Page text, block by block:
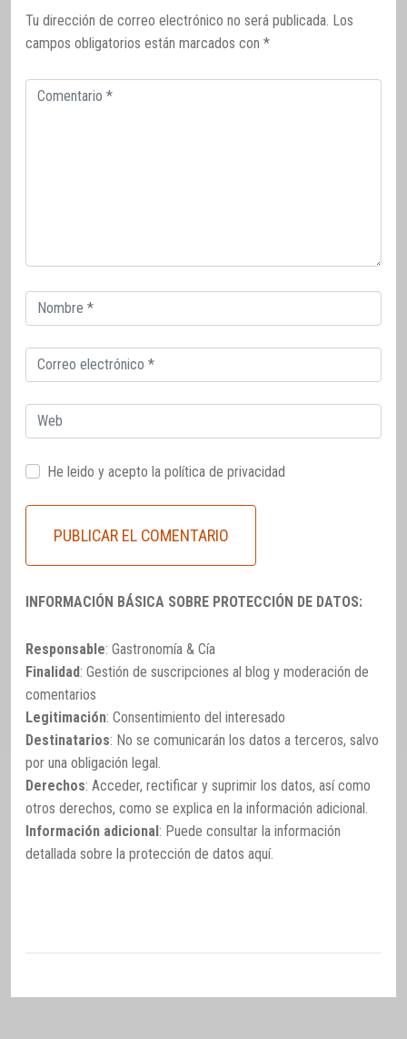
Tu dirección de correo electrónico no será publicada. Los
campos obligatorios están marcados con *
Comentario
Correo
electrónico
Correo
electrónico
Web
He leido y acepto la política de privacidad
INFORMACIÓN BÁSICA SOBRE PROTECCIÓN DE DATOS:
Responsable: Gastronomía & Cía
Finalidad: Gestión de suscripciones al blog y moderación de
comentarios
Legitimación: Consentimiento del interesado
Destinatarios: No se comunicarán los datos a terceros, salvo
por una obligación legal.
Derechos: Acceder, rectificar y suprimir los datos, así como
otros derechos, como se explica en la información adicional.
Información adicional : Puede consultar la información
detallada sobre la protección de datos aquí.